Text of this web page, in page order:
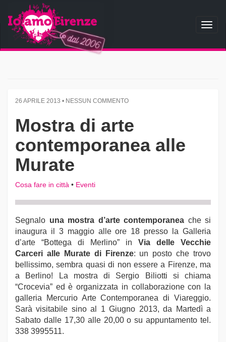
26 APRILE 2013 • NESSUN COMMENTO
Mostra di arte
contemporanea alle
Murate
Cosa fare in città • Eventi
Segnalo una mostra d’arte contemporanea che si
inaugura il 3 maggio alle ore 18 presso la Galleria
d’arte “Bottega di Merlino” in Via delle Vecchie
Carceri alle Murate di Firenze: un posto che trovo
bellissimo, sembra quasi di non essere a Firenze, ma
a Berlino! La mostra di Sergio Biliotti si chiama
“Crocevia” ed è organizzata in collaborazione con la
galleria Mercurio Arte Contemporanea di Viareggio.
Sarà visitabile sino al 1 Giugno 2013, da Martedì a
Sabato dalle 17,30 alle 20,00 o su appuntamento tel.
338 3995511.